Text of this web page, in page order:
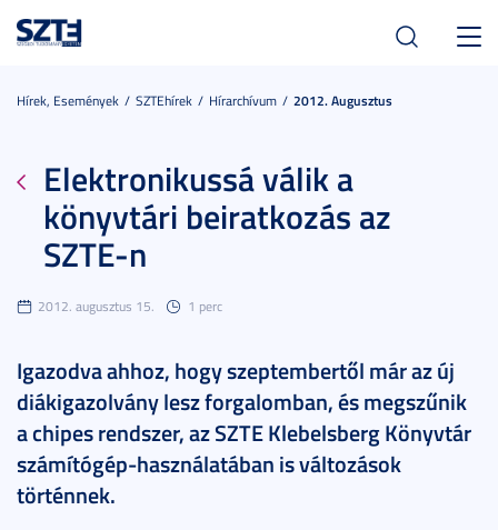
Hírek, Események SZTEhírek Hírarchívum 2012. Augusztus
Elektronikussá válik a
könyvtári beiratkozás az
SZTE-n
2012. augusztus 15. 1 perc
Igazodva ahhoz, hogy szeptembertől már az új
diákigazolvány lesz forgalomban, és megszűnik
a chipes rendszer, az SZTE Klebelsberg Könyvtár
számítógép-használatában is változások
történnek.